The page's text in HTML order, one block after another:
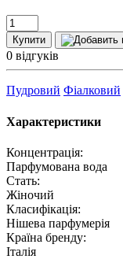
Купити
0 відгуків
Пудровий Фіалковий
Характеристики
Концентрація:
Парфумована вода
Стать:
Жіночий
Класифікація:
Нішева парфумерія
Країна бренду:
Італія